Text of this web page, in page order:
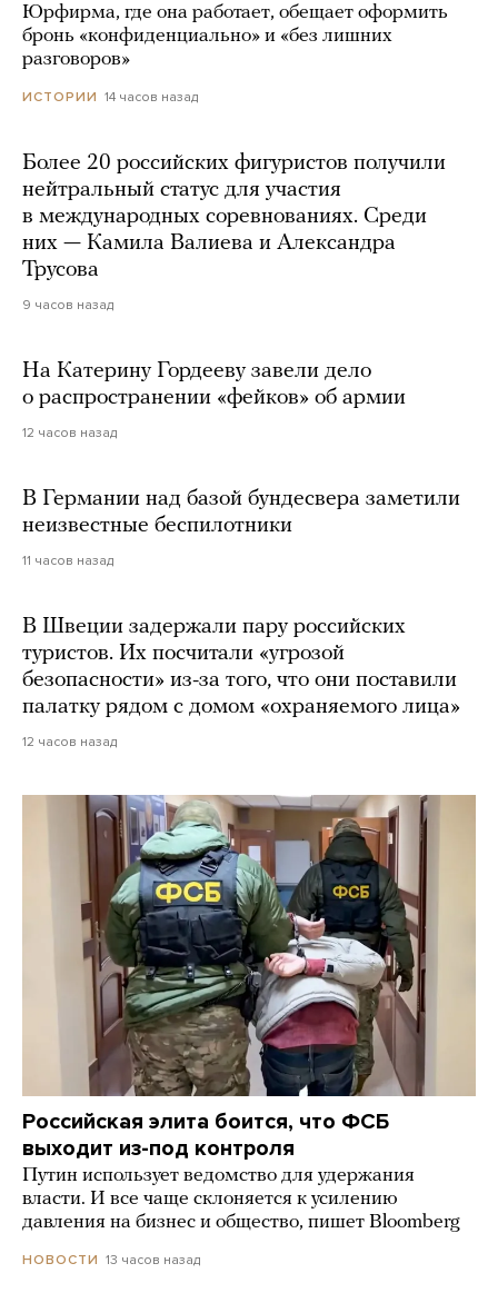
Юрфирма, где она работает, обещает оформить
бронь «конфиденциально» и «без лишних
разговоров»
ИСТОРИИ 14 часов назад
Более 20 российских фигуристов получили
нейтральный статус для участия
в международных соревнованиях. Среди
них — Камила Валиева и Александра
Трусова
9 часов назад
На Катерину Гордееву завели дело
о распространении «фейков» об армии
12 часов назад
В Германии над базой бундесвера заметили
неизвестные беспилотники
11 часов назад
В Швеции задержали пару российских
туристов. Их посчитали «угрозой
безопасности» из-за того, что они поставили
палатку рядом с домом «охраняемого лица»
12 часов назад
Российская элита боится, что ФСБ
выходит из-под контроля
Путин использует ведомство для удержания
власти. И все чаще склоняется к усилению
давления на бизнес и общество, пишет Bloomberg
НОВОСТИ 13 часов назад